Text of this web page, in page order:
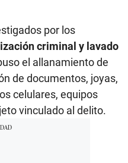
por los
criminal y lavado
el allanamiento de
de documentos, joyas,
celulares, equipos
vinculado al delito.